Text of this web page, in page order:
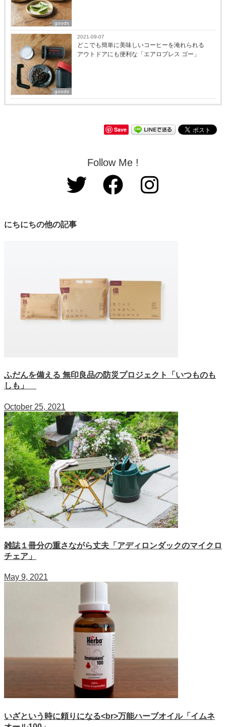
goods
goods
2021-09-07
どこでも簡単に美味しいコーヒーを淹れられる
アウトドアにも便利な「エアロプレス ゴー」
Save
Follow Me !
にちにちの他の記事
ふだんを備える 無印良品の防災プロジェクト「いつものも
しも」
October 25, 2021
雑誌１冊分の重さながら丈夫「アディロンダックのマイクロ
チェア」
May 9, 2021
いざという時に頼りになる<br>万能ハーブオイル「イムネ